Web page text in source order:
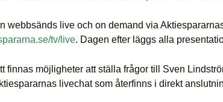
webbsänds live och on demand via
tv/live. Dagen efter läggs alla
finnas möjligheter att ställa frågor till Sven
livechat som återfinns i direkt